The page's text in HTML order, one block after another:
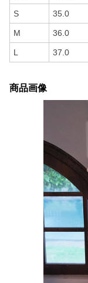
S 35.0
M 36.0
L 37.0
商品画像